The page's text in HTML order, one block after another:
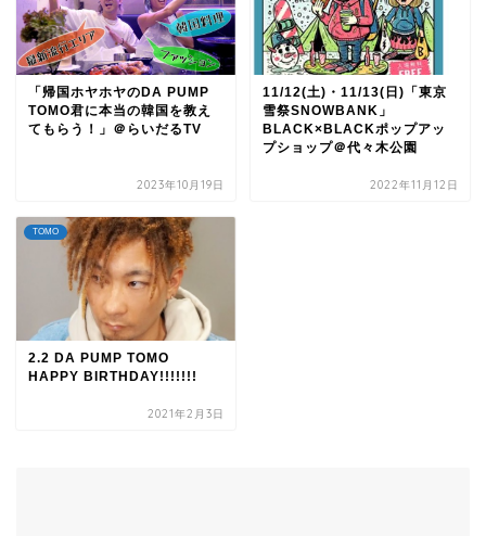
「帰国ホヤホヤのDA PUMP
TOMO君に本当の韓国を教え
てもらう！」＠らいだるTV
2023年10月19日
11/12(土)・11/13(日)「東京
雪祭SNOWBANK」
BLACK×BLACKポップアッ
プショップ＠代々木公園
2022年11月12日
TOMO
2.2 DA PUMP TOMO
HAPPY BIRTHDAY!!!!!!!
2021年2月3日